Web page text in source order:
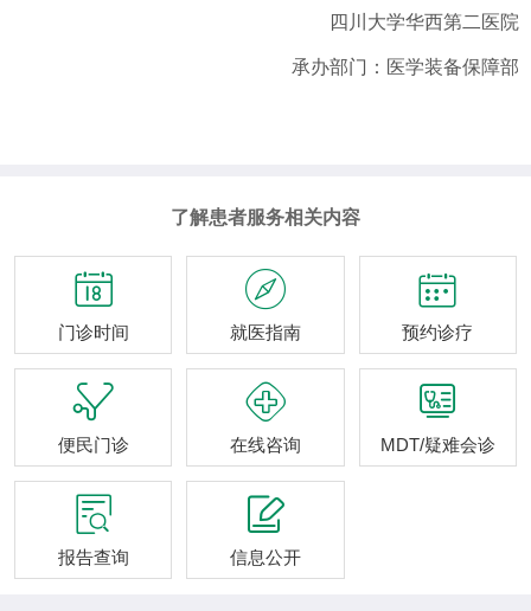
四川大学华西第二医院
承办部门：医学装备保障部
了解患者服务相关内容

门诊时间

就医指南

预约诊疗

便民门诊

在线咨询

MDT/疑难会诊

报告查询

信息公开